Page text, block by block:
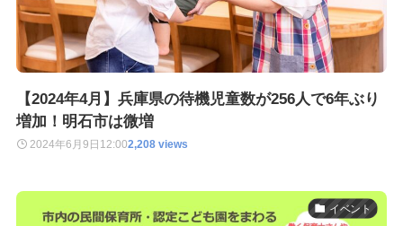
【2024年4月】兵庫県の待機児童数が256人で6年ぶり
増加！明石市は微増
2024年6月9日 12:002,208 views
イベント